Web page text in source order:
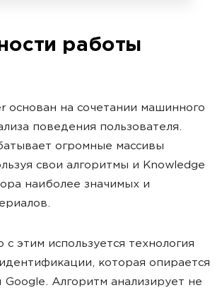
работы
основан на сочетании машинного
поведения пользователя.
огромные массивы
свои алгоритмы и Knowledge
наиболее значимых и
этим используется технология
которая опирается
Google. Алгоритм анализирует не